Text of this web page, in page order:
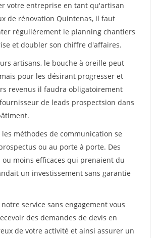
votre entreprise en tant qu'artisan
de rénovation Quintenas, il faut
régulièrement le planning chantiers
et doubler son chiffre d'affaires.
artisans, le bouche à oreille peut
pour les désirant progresser et
revenus il faudra obligatoirement
de leads prospectsion dans
méthodes de communication se
ou au porte à porte. Des
ou moins efficaces qui prenaient du
un investissement sans garantie
service sans engagement vous
des demandes de devis en
de votre activité et ainsi assurer un